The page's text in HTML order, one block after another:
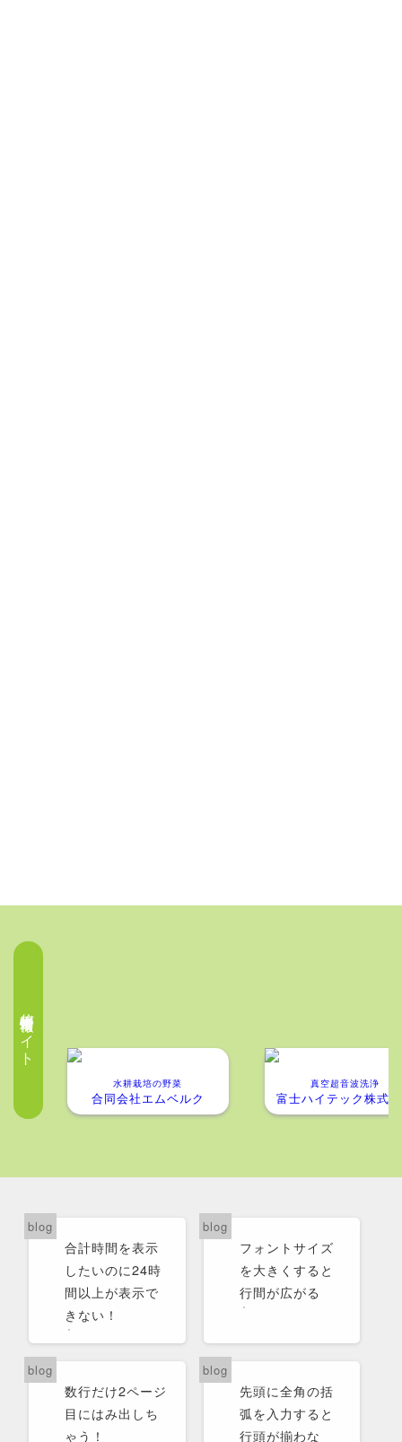
水耕栽培の野菜
合同会社エムベルク
真空超音波洗浄
富士ハイテック株式
合計時間を表示
したいのに24時
間以上が表示で
きない！
フォントサイズ
を大きくすると
行間が広がる
数行だけ2ページ
目にはみ出しち
ゃう！
先頭に全角の括
弧を入力すると
行頭が揃わな